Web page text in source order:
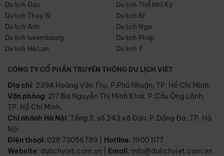
Du lịch Đức
Du lịch Thổ Nhĩ Kỳ
Du lịch Thụy Sĩ
Du lịch Bỉ
Du lịch Anh
Du lịch Nga
Du lịch luxembourg
Du lịch Pháp
Du lịch Hà Lan
Du lịch Ý
CÔNG TY CỔ PHẦN TRUYỀN THÔNG DU LỊCH VIỆT
Địa chỉ: 239A Hoàng Văn Thụ, P.Phú Nhuận, TP. Hồ Chí Minh.
Văn phòng: 217 Bis Nguyễn Thị Minh Khai, P.Cầu Ông Lãnh,
TP. Hồ Chí Minh.
Chi nhánh Hà Nội: Tầng 3, số 243 xã Đàn, P.Đống Đa, TP. Hà
Nội
Điện thoại: 028 73056789 Hotline: 1900 1177
Website: dulichviet.com.vn Email: info@dulichviet.com.vn